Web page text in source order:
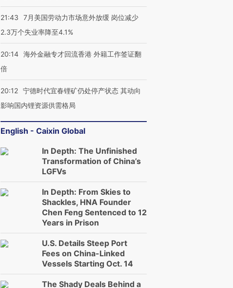
21:43
7月美国劳动力市场意外放缓 岗位减少
2.3万个失业率降至4.1%
20:14 海外金融专才回流香港 外籍工作签证翻
倍
20:12 宁德时代宜春锂矿仍处停产状态 其动向
影响国内锂资源供需格局
English - Caixin Global
In Depth: The Unfinished
Transformation of China’s
LGFVs
In Depth: From Skies to
Shackles, HNA Founder
Chen Feng Sentenced to 12
Years in Prison
U.S. Details Steep Port
Fees on China-Linked
Vessels Starting Oct. 14
The Shady Deals Behind a